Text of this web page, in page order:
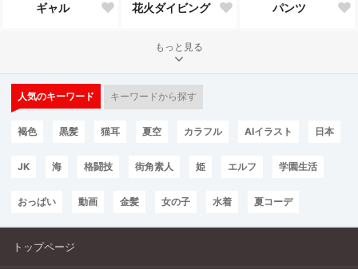
ギャル 花火ダイビング パンツ
もっと見る
人気のキーワード キーワードから探す
褐色 黒髪 猫耳 夏空 カラフル AIイラスト 日本
JK 海 格闘技 街角素人 姫 エルフ 学園生活
おっぱい 動画 金髪 女の子 水着 夏コーデ
トップページ